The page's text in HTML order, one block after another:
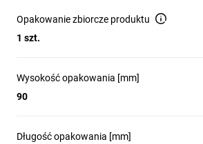
Opakowanie zbiorcze produktu
1 szt.
Wysokość opakowania [mm]
90
Długość opakowania [mm]